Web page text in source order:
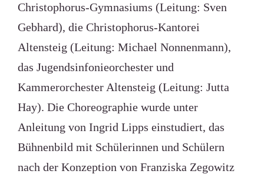
Christophorus-Gymnasiums (Leitung: Sven
Gebhard), die Christophorus-Kantorei
Altensteig (Leitung: Michael Nonnenmann),
das Jugendsinfonieorchester und
Kammerorchester Altensteig (Leitung: Jutta
Hay). Die Choreographie wurde unter
Anleitung von Ingrid Lipps einstudiert, das
Bühnenbild mit Schülerinnen und Schülern
nach der Konzeption von Franziska Zegowitz